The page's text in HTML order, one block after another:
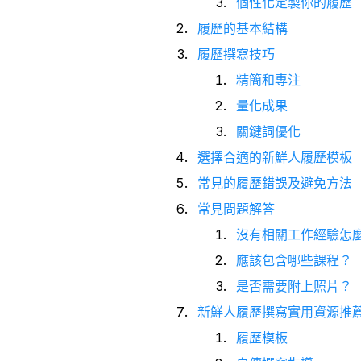
履歷的基本結構
履歷撰寫技巧
精簡和專注
量化成果
關鍵詞優化
選擇合適的新鮮人履歷模板
常見的履歷錯誤及避免方法
常見問題解答
沒有相關工作經驗怎
應該包含哪些課程？
是否需要附上照片？
新鮮人履歷撰寫實用資源推
履歷模板